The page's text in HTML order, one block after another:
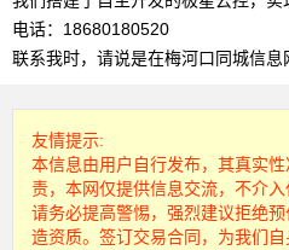
电话：18680180520
联系我时，请说是在梅河口同城信息
友情提示:
本信息由用户自行发布，其真实
责，本网仅提供信息交流，不介入
请务必提高警惕，强烈建议拒绝
造资质。签订交易合同，为我们